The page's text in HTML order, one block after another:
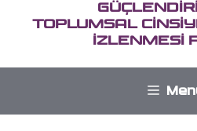
TOPLUMSAL
İZLENMESİ